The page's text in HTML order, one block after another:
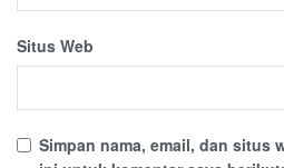
Situs Web
Simpan nama, email, dan situs